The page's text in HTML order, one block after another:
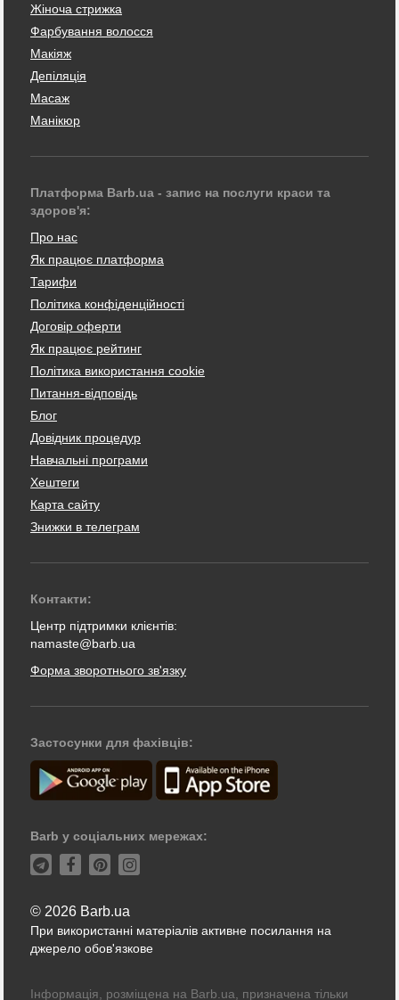
Жіноча стрижка
Фарбування волосся
Макіяж
Депіляція
Масаж
Манікюр
Платформа Barb.ua - запис на послуги краси та
здоров'я:
Про нас
Як працює платформа
Тарифи
Політика конфіденційності
Договір оферти
Як працює рейтинг
Політика використання cookie
Питання-відповідь
Блог
Довідник процедур
Навчальні програми
Хештеги
Карта сайту
Знижки в телеграм
Контакти:
Центр підтримки клієнтів:
namaste@barb.ua
Форма зворотнього зв'язку
Застосунки для фахівців:
Barb у соціальних мережах:
© 2026 Barb.ua
При використанні матеріалів активне посилання на
джерело обов'язкове
Інформація, розміщена на Barb.ua, призначена тільки